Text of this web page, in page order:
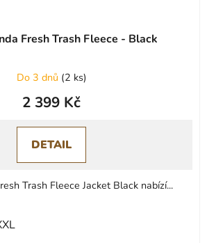
Fresh Trash Fleece - Black
Do 3 dnů (2 ks)
2 399 Kč
DETAIL
Trash Fleece Jacket Black nabízí...